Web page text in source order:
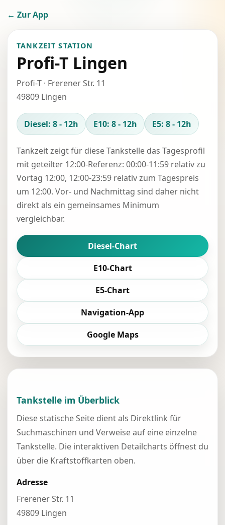
← Zur App
TANKZEIT STATION
Profi-T Lingen
Profi-T · Frerener Str. 11
49809 Lingen
Diesel: 8 - 12h E10: 8 - 12h E5: 8 - 12h
Tankzeit zeigt für diese Tankstelle das Tagesprofil
mit geteilter 12:00-Referenz: 00:00-11:59 relativ zu
Vortag 12:00, 12:00-23:59 relativ zum Tagespreis
um 12:00. Vor- und Nachmittag sind daher nicht
direkt als ein gemeinsames Minimum
vergleichbar.
Diesel-Chart
E10-Chart
E5-Chart
Navigation-App
Google Maps
Tankstelle im Überblick
Diese statische Seite dient als Direktlink für
Suchmaschinen und Verweise auf eine einzelne
Tankstelle. Die interaktiven Detailcharts öffnest du
über die Kraftstoffkarten oben.
Adresse
Frerener Str. 11
49809 Lingen